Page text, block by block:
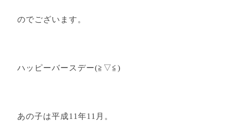
のでございます。
ハッピーバースデー(≧▽≦)
あの子は平成11年11月。